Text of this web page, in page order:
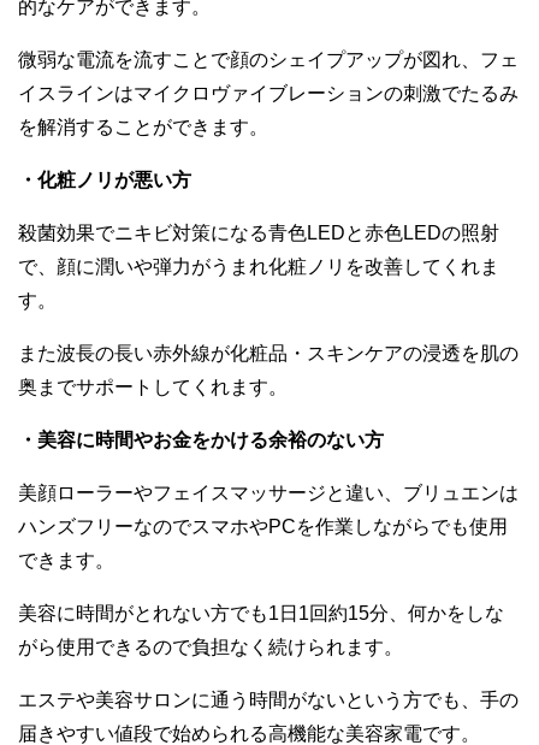
的なケアができます。
微弱な電流を流すことで顔のシェイプアップが図れ
フェ
イスラインはマイクロヴァイブレーションの刺激でたるみ
を解消することができます。
・化粧ノリが悪い方
殺菌効果でニキビ対策になる青色LEDと赤色LEDの照射
で、顔に潤いや弾力がうまれ化粧ノリを改善してくれま
す。
また波長の長い赤外線が化粧品・スキンケアの浸透を肌の
奥までサポートしてくれます。
・ 美容に時間やお金をかける余裕のない方
美顔ローラーやフェイスマッサージと違い、ブリュエンは
ハンズフリーなのでスマホやPCを作業しながらでも使用
できます。
美容に時間がとれない方でも1日1回約15分、何かをしな
がら使用できるので負担なく続けられます。
エステや美容サロンに通う時間がないという方でも、 手の
届きやすい値段で始められる高機能な美容家電です。